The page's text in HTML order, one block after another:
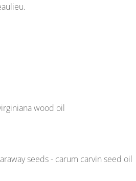
wood oil
seeds - carum carvin seed oil